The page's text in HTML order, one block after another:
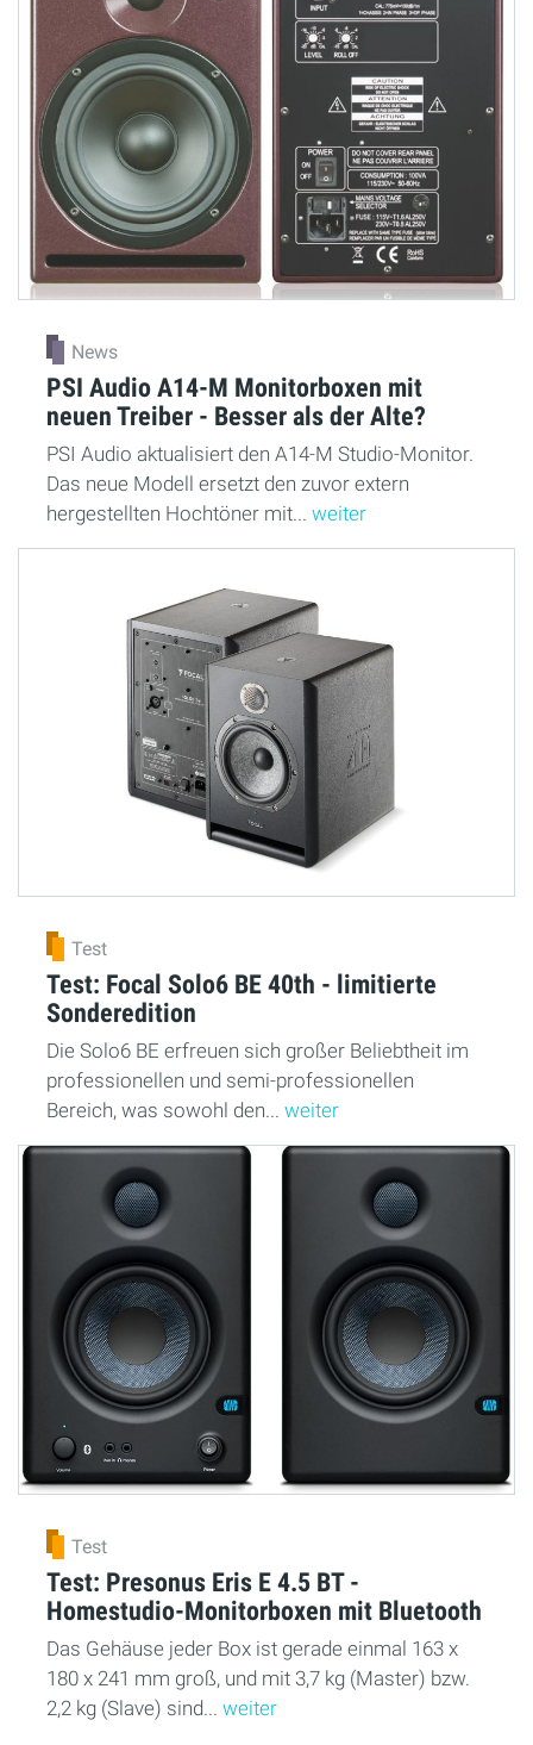
News
PSI Audio A14-M Monitorboxen mit
neuen Treiber - Besser als der Alte?
PSI Audio aktualisiert den A14-M Studio-Monitor.
Das neue Modell ersetzt den zuvor extern
hergestellten Hochtöner mit... weiter
Test
Test: Focal Solo6 BE 40th - limitierte
Sonderedition
Die Solo6 BE erfreuen sich großer Beliebtheit im
professionellen und semi-professionellen
Bereich, was sowohl den... weiter
Test
Test: Presonus Eris E 4.5 BT -
Homestudio-Monitorboxen mit Bluetooth
Das Gehäuse jeder Box ist gerade einmal 163 x
180 x 241 mm groß, und mit 3,7 kg (Master) bzw.
2,2 kg (Slave) sind... weiter